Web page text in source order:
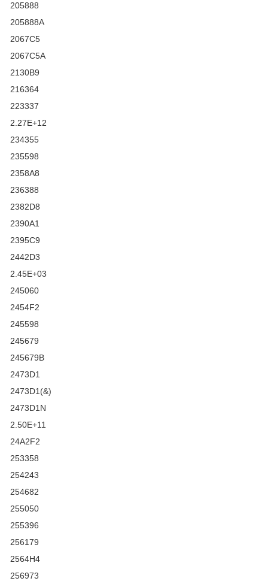
205888
205888A
2067C5
2067C5A
2130B9
216364
223337
2.27E+12
234355
235598
2358A8
236388
2382D8
2390A1
2395C9
2442D3
2.45E+03
245060
2454F2
245598
245679
245679B
2473D1
2473D1(&)
2473D1N
2.50E+11
24A2F2
253358
254243
254682
255050
255396
256179
2564H4
256973